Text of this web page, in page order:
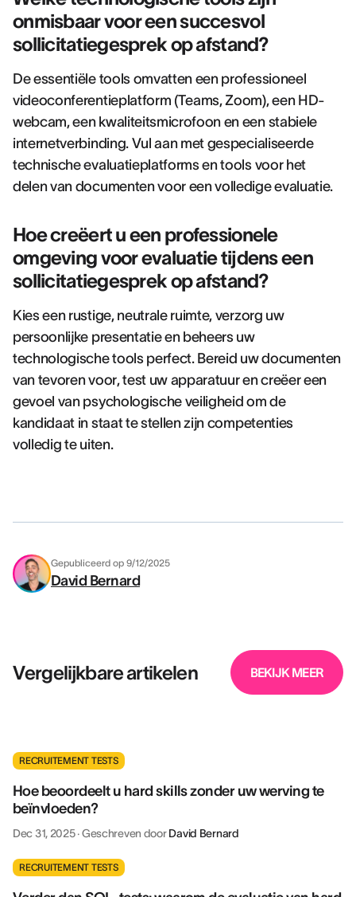
onmisbaar voor een succesvol
sollicitatiegesprek op afstand?
De essentiële tools omvatten een professioneel
videoconferentieplatform (Teams, Zoom), een HD-
webcam, een kwaliteitsmicrofoon en een stabiele
internetverbinding. Vul aan met gespecialiseerde
technische evaluatieplatforms en tools voor het
delen van documenten voor een volledige evaluatie.
Hoe creëert u een professionele
omgeving voor evaluatie tijdens een
sollicitatiegesprek op afstand?
Kies een rustige, neutrale ruimte, verzorg uw
persoonlijke presentatie en beheers uw
technologische tools perfect. Bereid uw documenten
van tevoren voor, test uw apparatuur en creëer een
gevoel van psychologische veiligheid om de
kandidaat in staat te stellen zijn competenties
volledig te uiten.
Gepubliceerd op 9/12/2025
David Bernard
Vergelijkbare artikelen BEKIJK MEER
RECRUITEMENT TESTS
Hoe beoordeelt u hard skills zonder uw werving te
beïnvloeden?
Dec 31, 2025·Geschreven doorDavid Bernard
RECRUITEMENT TESTS